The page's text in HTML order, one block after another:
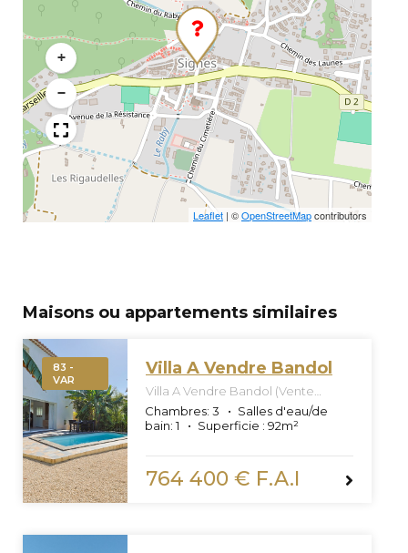
+
−
Leaflet | ©OpenStreetMapcontributors
Maisons ou appartements similaires
83 -
VAR
Villa A Vendre Bandol
Villa A Vendre Bandol (Vente
Confidentielle Off Market)
Chambres: 3
Salles d'eau/de
bain: 1 Superficie : 92m²
764 400 € F.A.I